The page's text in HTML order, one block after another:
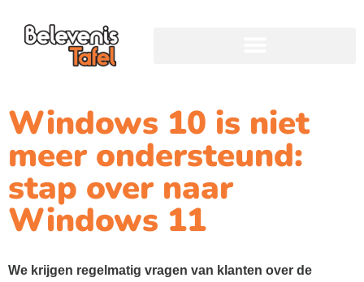
Windows 10 is niet
meer ondersteund:
stap over naar
Windows 11
We krijgen regelmatig vragen van klanten over de